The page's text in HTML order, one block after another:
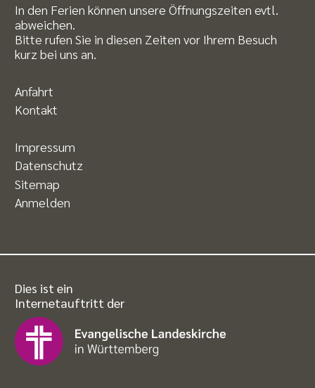
In den Ferien können unsere Öffnungszeiten evtl.
abweichen.
Bitte rufen Sie in diesen Zeiten vor Ihrem Besuch
kurz bei uns an.
Anfahrt
Kontakt
Impressum
Datenschutz
Sitemap
Anmelden
Dies ist ein
Internetauftritt der